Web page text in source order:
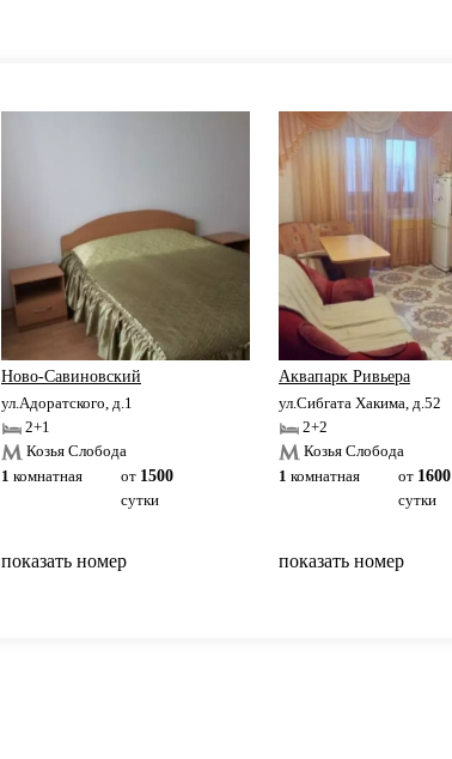
Ново-Савиновский
ул.Адоратского, д.1
2+1
Козья Слобода
1 комнатная от 1500
сутки
показать номер
Аквапарк Ривьера
ул.Сибгата Хакима, д.52
2+2
Козья Слобода
1 комнатная от 1600
сутки
показать номер